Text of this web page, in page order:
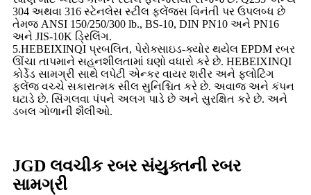
304 અથવા 316 સ્ટેનલેસ સ્ટીલ ફ્લેંજ્સ વિનંતી પર ઉપલબ્ધ છે
તેમજ ANSI 150/250/300 lb., BS-10, DIN PN10 અને PN16
અને JIS-10K ડ્રિલિંગ.
5.HEBEIXINQI પ્રબલિત, પેરોક્સાઇડ-ક્યોર થયેલ EPDM રબર
ઊંચા તાપમાને સહનશીલતામાં ઘણો વધારો કરે છે. HEBEIXINQI
કોર્ડેડ સામગ્રી સાથે લપેટી એન્કર વાયર શરીર અને ફ્લોટિંગ
ફ્લેંજ વચ્ચે સકારાત્મક સીલ સુનિશ્ચિત કરે છે. અવાજ અને કંપન
ઘટાડે છે. સિંગલવા પંપને અલગ પાડે છે અને સુરક્ષિત કરે છે. અને
ડબલ ગોળાની શૈલીઓ.
JGD લવચીક રબર સંયુક્તની રબર
સામગ્રી